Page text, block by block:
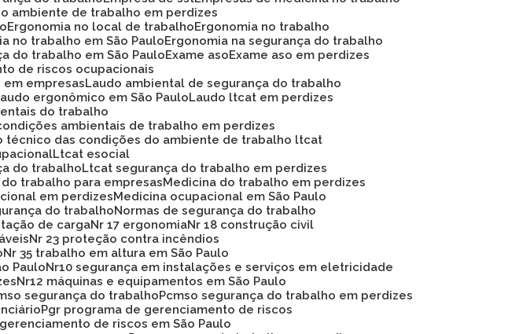
ambiente de trabalho em perdizes
Ergonomia no local de trabalho
Ergonomia no trabalho
no trabalho em São Paulo
Ergonomia na segurança do trabalho
do trabalho em São Paulo Exame aso Exame aso em perdizes
de riscos ocupacionais
em empresas
Laudo ambiental de segurança do trabalho
Laudo ergonômico em São Paulo
Laudo ltcat em perdizes
do trabalho
ambientais de trabalho em perdizes
técnico das condições do ambiente de trabalho ltcat
Ltcat esocial
do trabalho
Ltcat segurança do trabalho em perdizes
do trabalho para empresas
Medicina do trabalho em perdizes
em perdizes
Medicina ocupacional em São Paulo
do trabalho
Normas de segurança do trabalho
de carga Nr 17 ergonomia
Nr 18 construção civil
Nr 23 proteção contra incêndios
Nr 35 trabalho em altura em São Paulo
Paulo
Nr10 segurança em instalações e serviços em eletricidade
Nr12 máquinas e equipamentos em São Paulo
segurança do trabalho
Pcmso segurança do trabalho em perdizes
Pgr programa de gerenciamento de riscos
gerenciamento de riscos em São Paulo